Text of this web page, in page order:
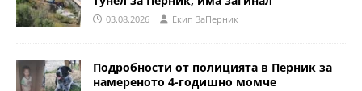
03.08.2026 Eкип ЗаПерник
Подробности от полицията в Перник за
намереното 4-годишно момче